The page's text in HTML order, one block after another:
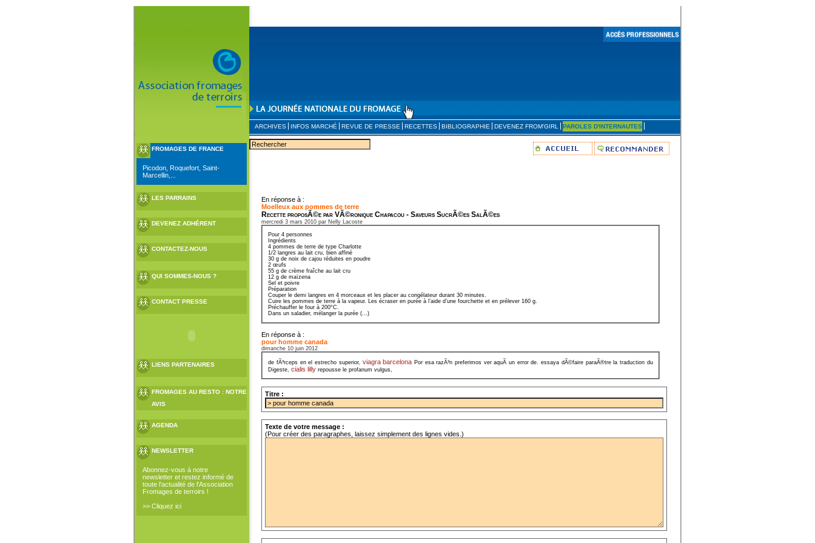
ARCHIVES INFOS MARCHÉ REVUE DE PRESSE RECETTES BIBLIOGRAPHIE DEVENEZ FROM'GIRL PAROLES D'INTERNAUTES
FROMAGES DE FRANCE
Picodon, Roquefort, Saint-
Marcellin,...
LES PARRAINS
DEVENEZ ADHÉRENT
CONTACTEZ-NOUS
QUI SOMMES-NOUS ?
CONTACT PRESSE
LIENS PARTENAIRES
FROMAGES AU RESTO : NOTRE
AVIS
AGENDA
NEWSLETTER
Abonnez-vous à notre
newsletter et restez informé de
toute l'actualité de l'Association
Fromages de terroirs !
>> Cliquez ici
En réponse à :
Moelleux aux pommes de terre
Recette proposÃ©e par VÃ©ronique Chapacou - Saveurs SucrÃ©es SalÃ©es
mercredi 3 mars 2010 par Nelly Lacoste
Pour 4 personnes
Ingrédients
4 pommes de terre de type Charlotte
1/2 langres au lait cru, bien affiné
30 g de noix de cajou réduites en poudre
2 œufs
55 g de crème fraîche au lait cru
12 g de maïzena
Sel et poivre
Préparation
Couper le demi langres en 4 morceaux et les placer au congélateur durant 30 minutes.
Cuire les pommes de terre à la vapeur. Les écraser en purée à l’aide d’une fourchette et en prélever 160 g.
Préchauffer le four à 200°C.
Dans un saladier, mélanger la purée (...)
En réponse à :
pour homme canada
dimanche 10 juin 2012
de fÃ³rceps en el estrecho superior, viagra barcelona Por esa razÃ³n preferimos ver aquÃ­ un error de. essaya dÃ©faire paraÃ®tre la traduction du
Digeste,cialis lilly repousse le profanum vulgus,
Titre :
Texte de votre message :
(Pour créer des paragraphes, laissez simplement des lignes vides.)